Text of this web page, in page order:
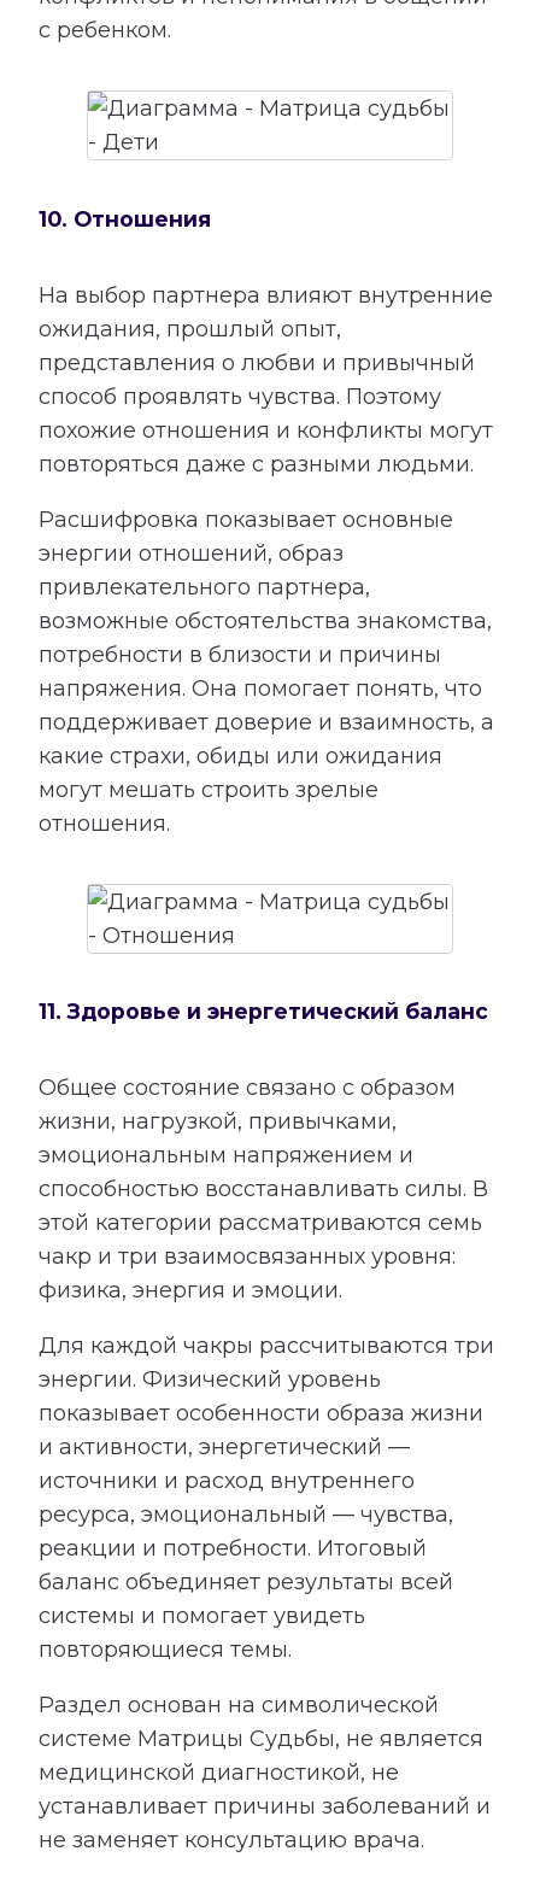
с ребенком.
10. Отношения
На выбор партнера влияют внутренние
ожидания, прошлый опыт,
представления о любви и привычный
способ проявлять чувства. Поэтому
похожие отношения и конфликты могут
повторяться даже с разными людьми.
Расшифровка показывает основные
энергии отношений, образ
привлекательного партнера,
возможные обстоятельства знакомства,
потребности в близости и причины
напряжения. Она помогает понять, что
поддерживает доверие и взаимность, а
какие страхи, обиды или ожидания
могут мешать строить зрелые
отношения.
11. Здоровье и энергетический баланс
Общее состояние связано с образом
жизни, нагрузкой, привычками,
эмоциональным напряжением и
способностью восстанавливать силы. В
этой категории рассматриваются семь
чакр и три взаимосвязанных уровня:
физика, энергия и эмоции.
Для каждой чакры рассчитываются три
энергии. Физический уровень
показывает особенности образа жизни
и активности, энергетический —
источники и расход внутреннего
ресурса, эмоциональный — чувства,
реакции и потребности. Итоговый
баланс объединяет результаты всей
системы и помогает увидеть
повторяющиеся темы.
Раздел основан на символической
системе Матрицы Судьбы, не является
медицинской диагностикой, не
устанавливает причины заболеваний и
не заменяет консультацию врача.